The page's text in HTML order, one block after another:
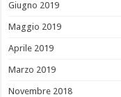
Giugno 2019
Maggio 2019
Aprile 2019
Marzo 2019
Novembre 2018